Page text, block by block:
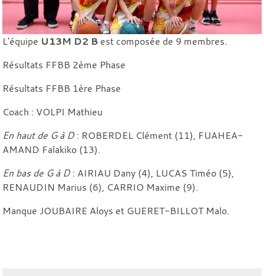
L'équipe U13M D2 B est composée de 9 membres.
Résultats FFBB 2ème Phase
Résultats FFBB 1ère Phase
Coach : VOLPI Mathieu
En haut de G à D: ROBERDEL Clément (11), FUAHEA-
AMAND Falakiko (13).
En bas de G à D: AIRIAU Dany (4), LUCAS Timéo (5),
RENAUDIN Marius (6), CARRIO Maxime (9).
Manque JOUBAIRE Aloys et GUERET-BILLOT Malo.